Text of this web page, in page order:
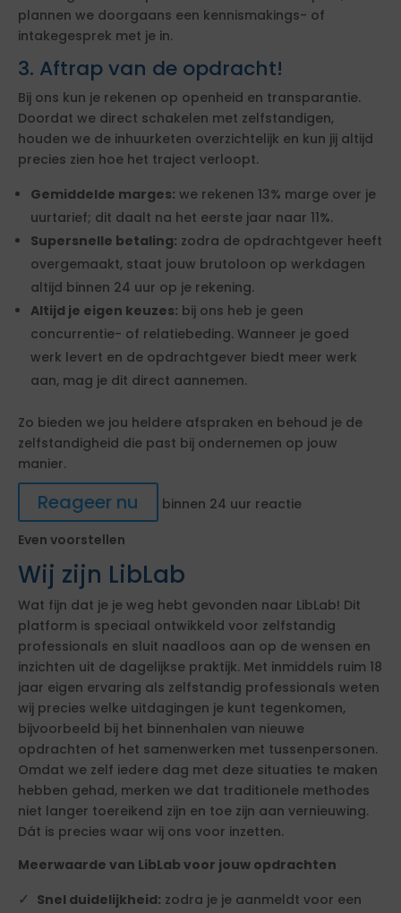
plannen we doorgaans een kennismakings- of
intakegesprek met je in.
3. Aftrap van de opdracht!
Bij ons kun je rekenen op openheid en transparantie.
Doordat we direct schakelen met zelfstandigen,
houden we de inhuurketen overzichtelijk en kun jij altijd
precies zien hoe het traject verloopt.
Gemiddelde marges: we rekenen 13% marge over je
uurtarief; dit daalt na het eerste jaar naar 11%.
Supersnelle betaling: zodra de opdrachtgever heeft
overgemaakt, staat jouw brutoloon op werkdagen
altijd binnen 24 uur op je rekening.
Altijd je eigen keuzes: bij ons heb je geen
concurrentie- of relatiebeding. Wanneer je goed
werk levert en de opdrachtgever biedt meer werk
aan, mag je dit direct aannemen.
Zo bieden we jou heldere afspraken en behoud je de
zelfstandigheid die past bij ondernemen op jouw
manier.
Reageer nu
binnen 24 uur reactie
Even voorstellen
Wij zijn LibLab
Wat fijn dat je je weg hebt gevonden naar LibLab! Dit
platform is speciaal ontwikkeld voor zelfstandig
professionals en sluit naadloos aan op de wensen en
inzichten uit de dagelijkse praktijk. Met inmiddels ruim 18
jaar eigen ervaring als zelfstandig professionals weten
wij precies welke uitdagingen je kunt tegenkomen,
bijvoorbeeld bij het binnenhalen van nieuwe
opdrachten of het samenwerken met tussenpersonen.
Omdat we zelf iedere dag met deze situaties te maken
hebben gehad, merken we dat traditionele methodes
niet langer toereikend zijn en toe zijn aan vernieuwing.
Dát is precies waar wij ons voor inzetten.
Meerwaarde van LibLab voor jouw opdrachten
Snel duidelijkheid: zodra je je aanmeldt voor een